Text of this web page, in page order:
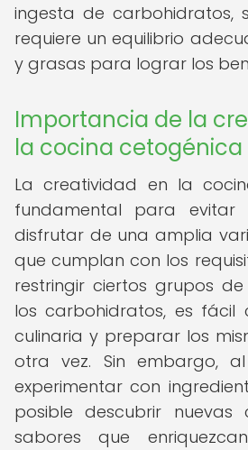
ingesta de carbohidratos,
requiere un equilibrio
y grasas para lograr los
Importancia de la
la cocina cetogénica
La creatividad en la
fundamental para
disfrutar de una amplia
que cumplan con los
restringir ciertos grupos
los carbohidratos, es fácil
culinaria y preparar los
otra vez. Sin embargo,
experimentar con
posible descubrir nuevas
sabores que